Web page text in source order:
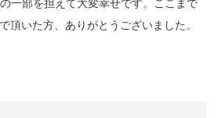
一部を担えて大変幸せです。ここまで
頂いた方、ありがとうございました。